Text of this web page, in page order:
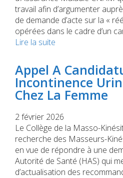
travail afin d’argumenter
de demande d’acte sur la «
opérées dans le cadre d’un
Lire la suite
Appel A
Incontinence
Chez La Femme
2 février 2026
Le Collège de la Masso-
recherche des Masseurs-
en vue de répondre à une
Autorité de Santé (HAS) qui
d’actualisation des